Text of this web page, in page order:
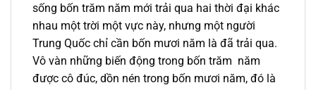
sống bốn trăm năm mới trải qua hai thời đại khác
nhau một trời một vực này, nhưng một người
Trung Quốc chỉ cần bốn mươi năm là đã trải qua.
Vô vàn những biến động trong bốn trăm năm
được cô đúc, dồn nén trong bốn mươi năm, đó là